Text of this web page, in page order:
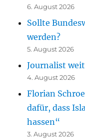
6. August 2026
Sollte
werden?
5. August 2026
Journalist
4. August 2026
Florian
dafür, dass
hassen“
3. August 2026